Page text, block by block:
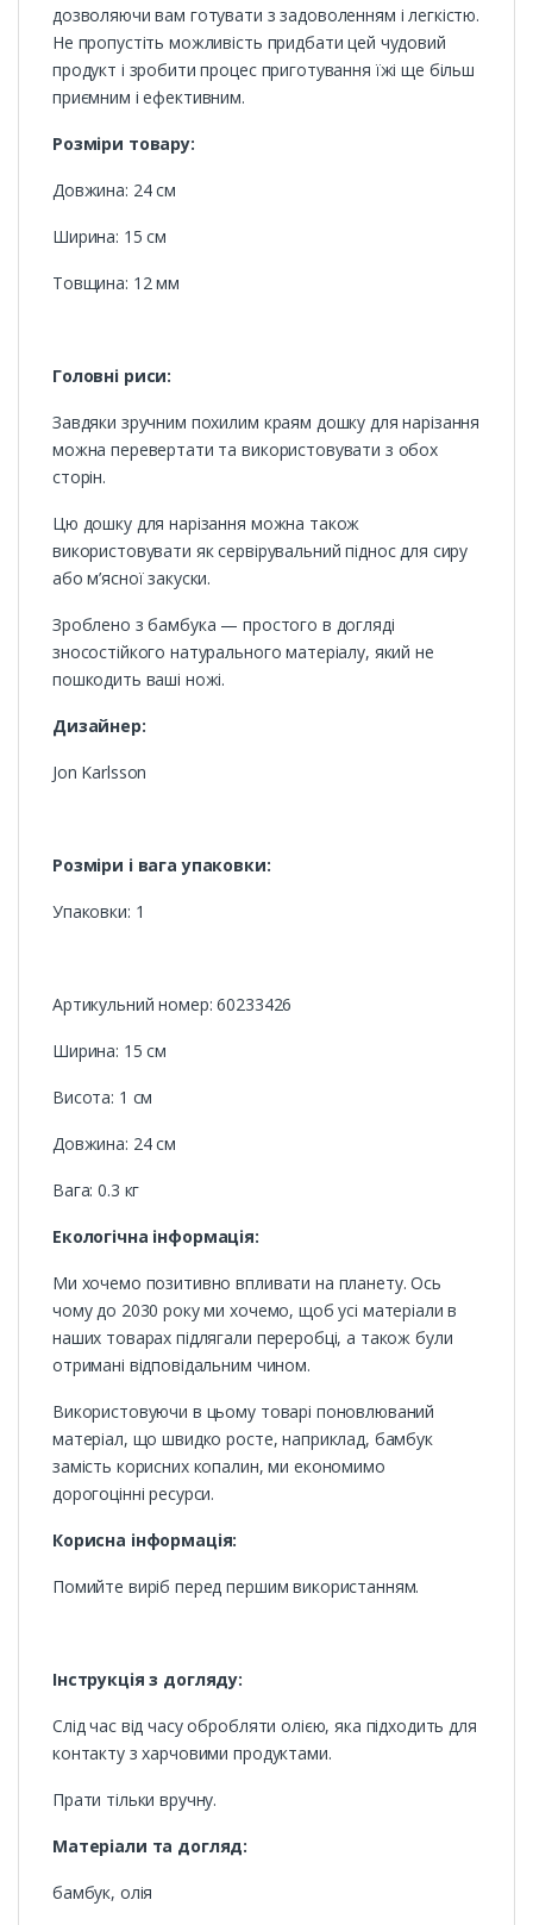
дозволяючи вам готувати з задоволенням і легкістю.
Не пропустіть можливість придбати цей чудовий
продукт і зробити процес приготування їжі ще більш
приємним і ефективним.
Розміри товару:
Довжина: 24 см
Ширина: 15 см
Товщина: 12 мм
Головні риси:
Завдяки зручним похилим краям дошку для нарізання
можна перевертати та використовувати з обох
сторін.
Цю дошку для нарізання можна також
використовувати як сервірувальний піднос для сиру
або м’ясної закуски.
Зроблено з бамбука — простого в догляді
зносостійкого натурального матеріалу, який не
пошкодить ваші ножі.
Дизайнер:
Jon Karlsson
Розміри і вага упаковки:
Упаковки: 1
Артикульний номер: 60233426
Ширина: 15 см
Висота: 1 см
Довжина: 24 см
Вага: 0.3 кг
Екологічна інформація:
Ми хочемо позитивно впливати на планету. Ось
чому до 2030 року ми хочемо, щоб усі матеріали в
наших товарах підлягали переробці, а також були
отримані відповідальним чином.
Використовуючи в цьому товарі поновлюваний
матеріал, що швидко росте, наприклад, бамбук
замість корисних копалин, ми економимо
дорогоцінні ресурси.
Корисна інформація:
Помийте виріб перед першим використанням.
Інструкція з догляду:
Слід час від часу обробляти олією, яка підходить для
контакту з харчовими продуктами.
Прати тільки вручну.
Матеріали та догляд:
бамбук, олія